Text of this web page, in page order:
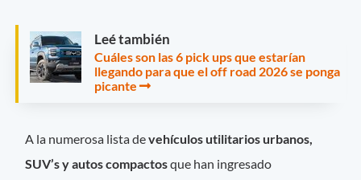
Leé también
Cuáles son las 6 pick ups que estarían
llegando para que el off road 2026 se ponga
picante
A la numerosa lista devehículos utilitarios urbanos,
SUV’s y autos compactosque han ingresado